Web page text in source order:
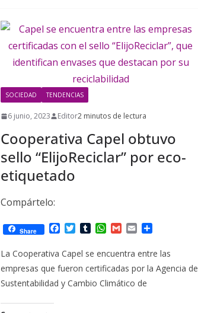
SOCIEDAD TENDENCIAS
6 junio, 2023 Editor2 minutos de lectura
Cooperativa Capel obtuvo
sello “ElijoReciclar” por eco-
etiquetado
Compártelo:
Share
F
c
e
b
o
o
T
i
t
t
e
T
m
b
l
r
W
a
t
s
A
G
a
i
l
E
a
i
l
C
m
p
a
La Cooperativa Capel se encuentra entre las
empresas que fueron certificadas por la Agencia de
Sustentabilidad y Cambio Climático de